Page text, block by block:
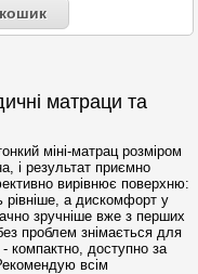
матраци та
міні-матрац розміром
і результат приємно
вирівнює поверхню:
рівніше, а дискомфорт у
зручніше вже з перших
проблем знімається для
компактно, доступно за
всім